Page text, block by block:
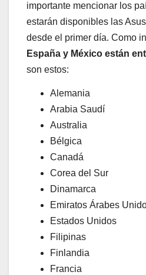
importante mencionar los
estarán disponibles las
desde el primer día. Como
España y México están
son estos:
Alemania
Arabia Saudí
Australia
Bélgica
Canadá
Corea del Sur
Dinamarca
Emiratos Árabes
Estados Unidos
Filipinas
Finlandia
Francia